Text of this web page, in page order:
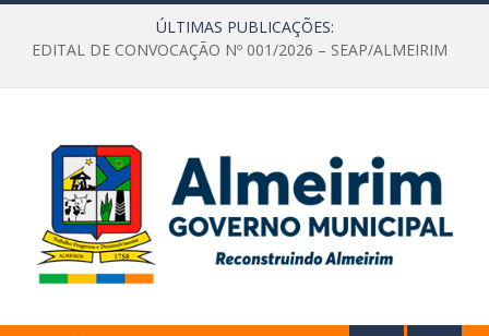
ÚLTIMAS PUBLICAÇÕES:
EDITAL DE CONVOCAÇÃO Nº 001/2026 – SEAP/ALMEIRIM